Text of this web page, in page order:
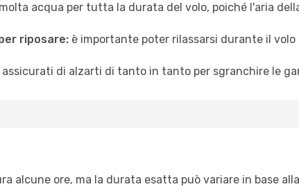
acqua per tutta la durata del volo, poiché l'aria
riposare: è importante poter rilassarsi durante il
assicurati di alzarti di tanto in tanto per sgranchire le
alcune ore, ma la durata esatta può variare in base